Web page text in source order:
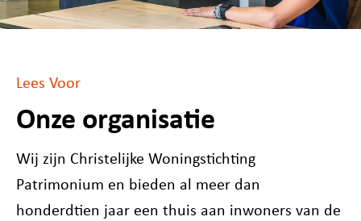
Lees Voor
Onze organisatie
Wij zijn Christelijke Woningstichting
Patrimonium en bieden al meer dan
honderdtien jaar een thuis aan inwoners van de